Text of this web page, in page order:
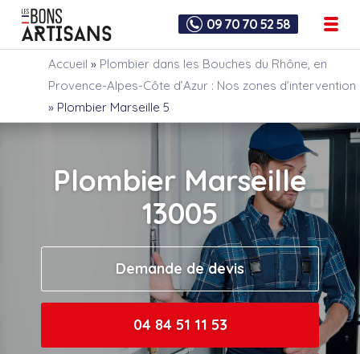
09 70 70 52 58
Accueil » Plombier dans les Bouches du Rhône, en
Provence-Alpes-Côte d’Azur : Nos zones d’intervention
» Plombier Marseille 5
Plombier Marseille
13005
Demande de devis
04 84 51 11 53